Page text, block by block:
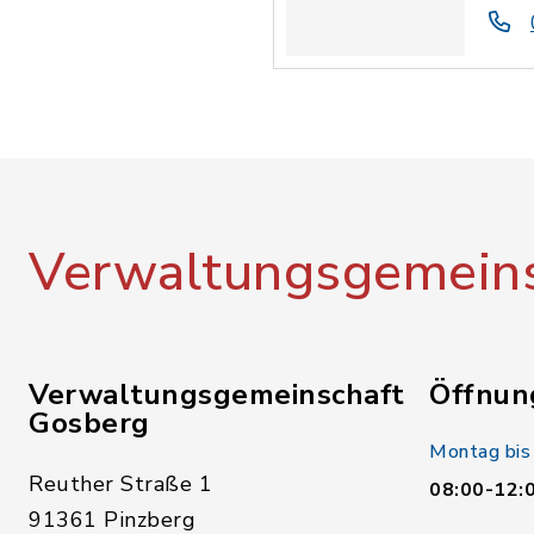
Verwaltungsgemeinschaft
Gosberg
Reuther Straße 1
91361 Pinzberg
Montag
08:00-